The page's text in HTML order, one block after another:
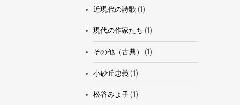
近現代の詩歌 (1)
現代の作家たち (1)
その他（古典） (1)
小砂丘忠義(1)
松谷みよ子(1)